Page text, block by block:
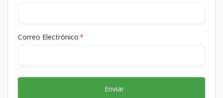
Correo Electrónico*
Enviar